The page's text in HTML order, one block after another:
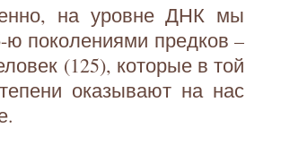
на уровне ДНК мы
ю поколениями предков –
(125), которые в той
оказывают на нас